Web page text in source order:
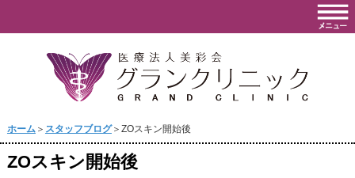
ホーム＞ スタッフブログ＞ZOスキン開始後
ZOスキン開始後